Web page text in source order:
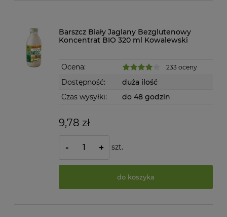
Barszcz Biały Jaglany Bezglutenowy
Koncentrat BIO 320 ml Kowalewski
Ocena: 233 oceny
Dostępność:
duża ilość
Czas wysyłki:
do 48 godzin
9,78 zł
- + szt.
do koszyka